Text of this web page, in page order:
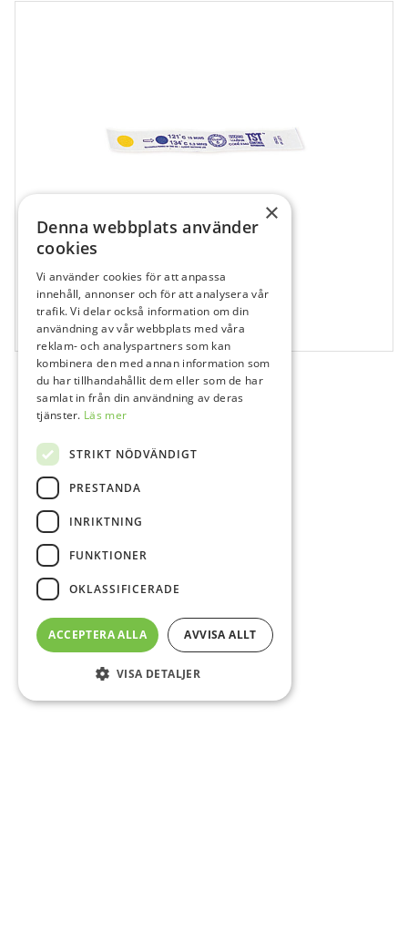
121183
Indikator Browne TST – TST indikator
100 st
×
Denna webbplats använder
cookies
Vi använder cookies för att anpassa
innehåll, annonser och för att analysera vår
trafik. Vi delar också information om din
användning av vår webbplats med våra
reklam- och analyspartners som kan
kombinera den med annan information som
du har tillhandahållit dem eller som de har
samlat in från din användning av deras
tjänster. Läs mer
STRIKT NÖDVÄNDIGT
PRESTANDA
INRIKTNING
FUNKTIONER
OKLASSIFICERADE
ACCEPTERA ALLA AVVISA ALLT
VISA DETALJER